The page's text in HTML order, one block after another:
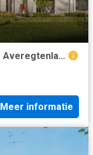
à vendre Maison Heist op den Berg Averegtenlaan
Meer informatie